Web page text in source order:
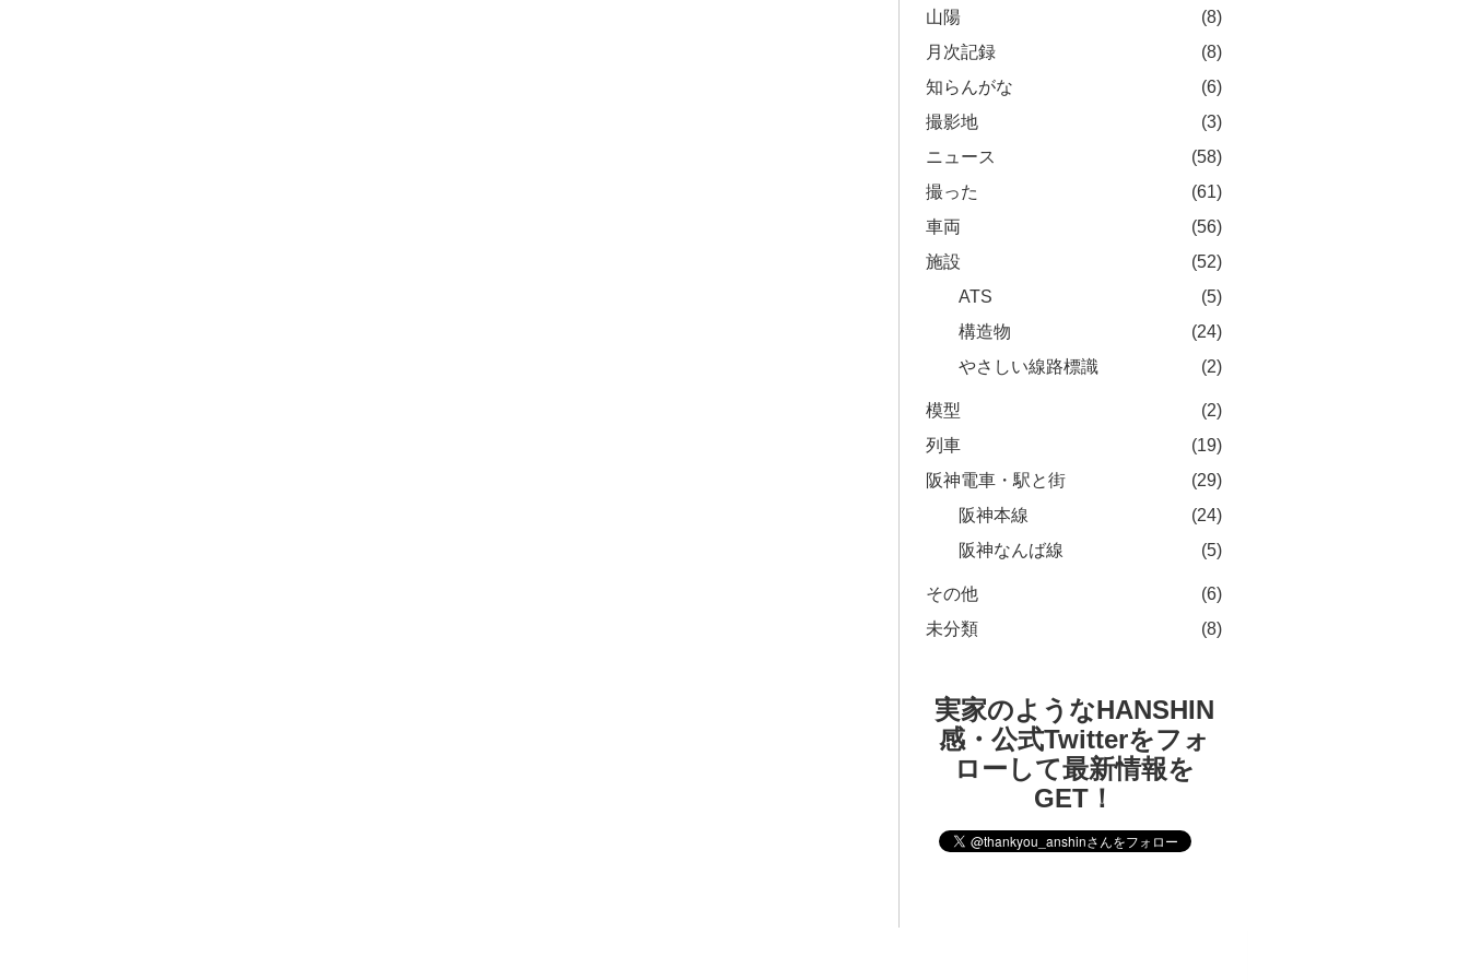
山陽
(8)
月次記録
(8)
知らんがな
(6)
撮影地
(3)
ニュース
(58)
撮った
(61)
車両
(56)
施設
(52)
ATS
(5)
構造物
(24)
やさしい線路標識
(2)
模型
(2)
列車
(19)
阪神電車・駅と街
(29)
阪神本線
(24)
阪神なんば線
(5)
その他
(6)
未分類
(8)
実家のようなHANSHIN
感・公式Twitterをフォ
ローして最新情報を
GET！